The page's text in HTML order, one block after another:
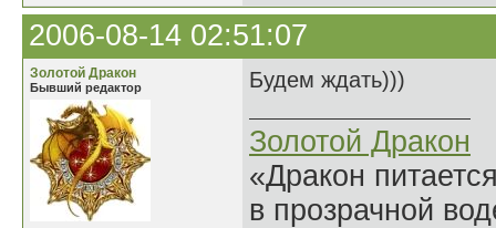
2006-08-14 02:51:07
Золотой Дракон
Бывший редактор Будем ждать)))
Золотой Дракон
«Дракон
в прозрачной